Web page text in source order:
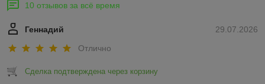
10 отзывов за всё время
29.07.2026
Геннадий
Отлично
Сделка подтверждена через корзину